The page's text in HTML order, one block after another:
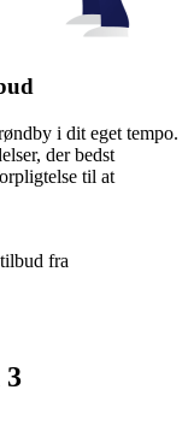
i dit eget tempo.
der bedst
til at
fra